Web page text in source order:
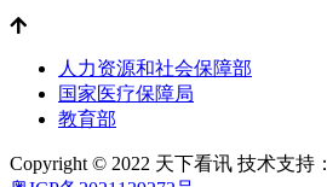
人力资源和社会保障部
国家医疗保障局
教育部
Copyright © 2022 天下看讯 技术支持：